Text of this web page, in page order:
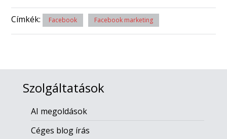
Címkék: Facebook Facebook marketing
Szolgáltatások
AI megoldások
Céges blog írás